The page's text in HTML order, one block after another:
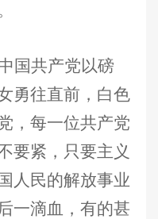
国共产党以磅
勇往直前，白色
，每一位共产党
要紧，只要主义
人民的解放事业
一滴血，有的甚